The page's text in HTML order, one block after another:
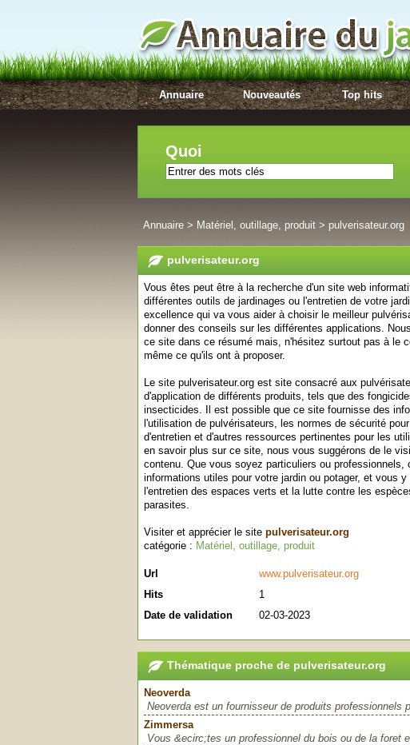
Annuaire Nouveautés Top hits
Quoi
Annuaire > Matériel, outillage, produit > pulverisateur.org
pulverisateur.org
Vous êtes peut être à la recherche d'un site web
différentes outils de jardinages ou l'entretien de votre
excellence qui va vous aider à choisir le meilleur
donner des conseils sur les différentes applications.
ce site dans ce résumé mais, n'hésitez surtout pas à le
même ce qu'ils ont à proposer.
Le site pulverisateur.org est site consacré aux
d'application de différents produits, tels que des
insecticides. Il est possible que ce site fournisse des
l'utilisation de pulvérisateurs, les normes de sécurité
d'entretien et d'autres ressources pertinentes pour les
en savoir plus sur ce site, nous vous suggérons de le
contenu. Que vous soyez particuliers ou professionnels,
informations utiles pour votre jardin ou potager, et vous
l'entretien des espaces verts et la lutte contre les
parasites.
Visiter et apprécier le site pulverisateur.org
catégorie : Matériel, outillage, produit
Url
www.pulverisateur.org
Hits
1
Date de validation
02-03-2023
Thématique proche de pulverisateur.org
Neoverda
Neoverda est un fournisseur de produits
Zimmersa
Vous &ecirc;tes un professionnel du bois ou de la foret